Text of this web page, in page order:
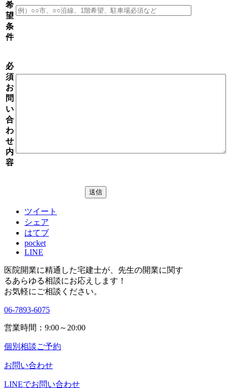
希
望
条
件
必
須
お
問
い
合
わ
せ
内
容
ツイート
シェア
はてブ
pocket
LINE
医院開業に精通した宅建士が、 先生の開業に関す
るあらゆる相談にお応えします！
お気軽にご相談ください。
06-7893-6075
営業時間：9:00～20:00
個別相談ご予約
お問い合わせ
LINEでお問い合わせ